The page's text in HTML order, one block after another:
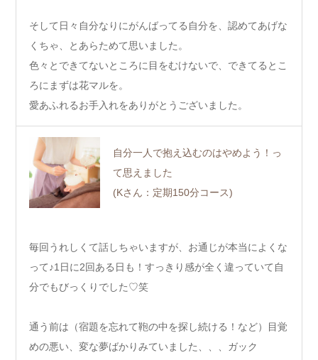
そして日々自分なりにがんばってる自分を、認めてあげな
くちゃ、とあらためて思いました。
色々とできてないところに目をむけないで、できてるとこ
ろにまずは花マルを。
愛あふれるお手入れをありがとうございました。
自分一人で抱え込むのはやめよう！っ
て思えました
(Kさん：定期150分コース)
毎回うれしくて話しちゃいますが、お通じが本当によくな
って♪1日に2回ある日も！すっきり感が全く違っていて自
分でもびっくりでした♡笑
通う前は（宿題を忘れて鞄の中を探し続ける！など）目覚
めの悪い、変な夢ばかりみていました、、、ガック